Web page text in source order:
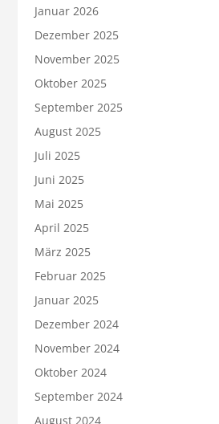
Januar 2026
Dezember 2025
November 2025
Oktober 2025
September 2025
August 2025
Juli 2025
Juni 2025
Mai 2025
April 2025
März 2025
Februar 2025
Januar 2025
Dezember 2024
November 2024
Oktober 2024
September 2024
August 2024